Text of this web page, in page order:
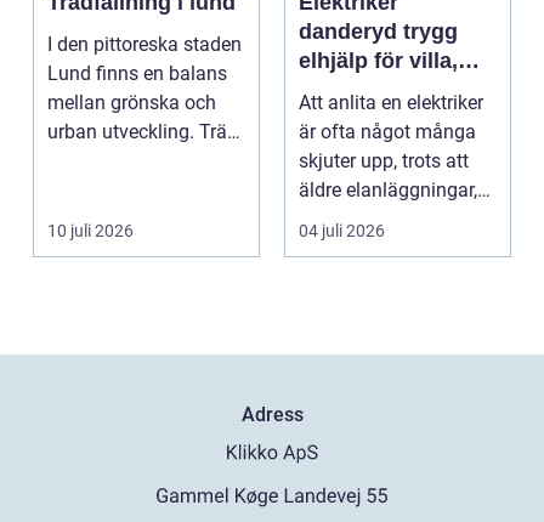
I den pittoreska staden
Lund finns en balans
mellan grönska och
urban utveckling. Träd
10 juli 2026
danderyd trygg
elhjälp för villa,
lägenhet och
företag
Att anlita en elektriker
är ofta något många
skjuter upp, trots att
äldre elanläggningar,
provisoris...
04 juli 2026
Adress